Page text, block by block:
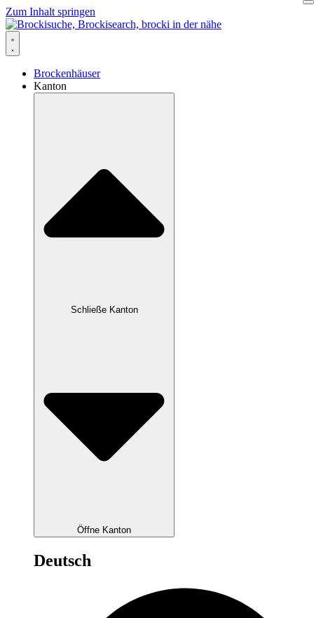
Zum Inhalt springen
Brockenhäuser
Kanton
Schließe Kanton
Öffne Kanton
Deutsch